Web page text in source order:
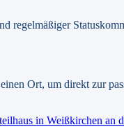
regelmäßiger
Ort, um direkt zur
in Weißkirchen an